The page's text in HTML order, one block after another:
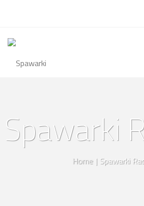
Spawarki
Home | Spawarki